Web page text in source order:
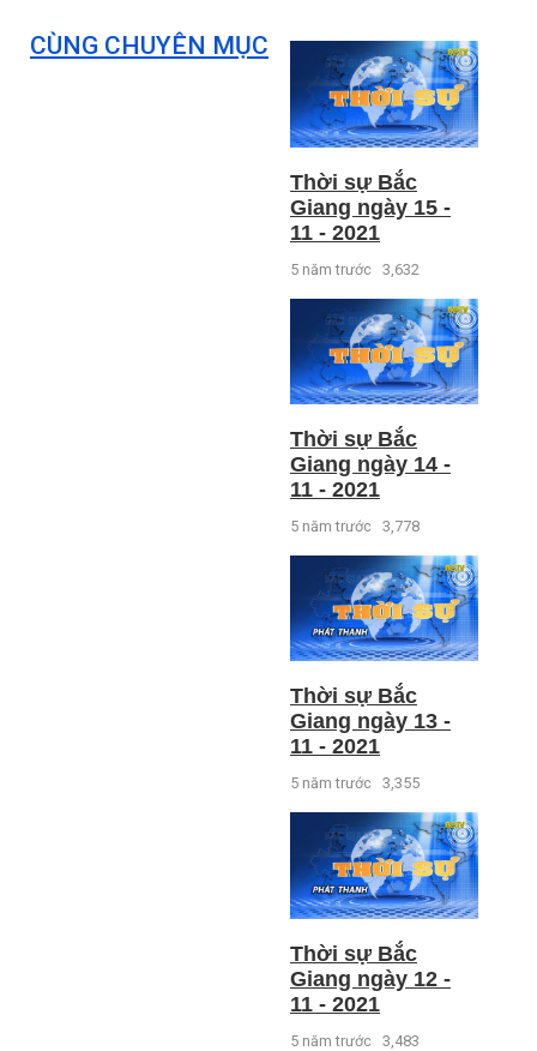
CÙNG CHUYÊN MỤC
Thời sự Bắc
Giang ngày 15 -
11 - 2021
5 năm trước 3,632
Thời sự Bắc
Giang ngày 14 -
11 - 2021
5 năm trước 3,778
Thời sự Bắc
Giang ngày 13 -
11 - 2021
5 năm trước 3,355
Thời sự Bắc
Giang ngày 12 -
11 - 2021
5 năm trước 3,483